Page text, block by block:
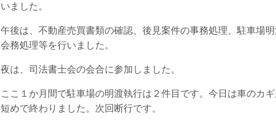
いました。
午後は、不動産売買書類の確認、後見案件の事務処理、駐車場
会務処理等を行いました。
夜は、司法書士会の会合に参加しました。
ここ１か月間で駐車場の明渡執行は２件目です。今日は車のカ
短めで終わりました。次回断行です。